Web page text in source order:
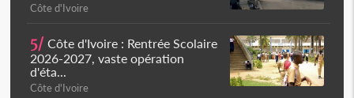
Côte d'Ivoire
5/ Côte d'Ivoire : Rentrée Scolaire
2026-2027, vaste opération
d'éta...
Côte d'Ivoire